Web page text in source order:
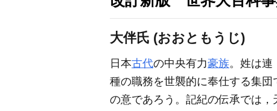
大伴氏 (おおともうじ)
日本古代の中央有力豪族。姓は連
種の職務を世襲的に奉仕する集団
の意であろう。記紀の伝承では